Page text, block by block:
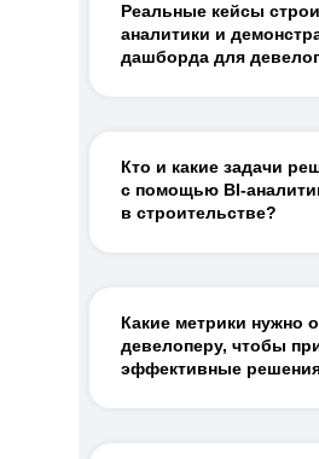
Реальные кейсы
аналитики и
дашборда для
Какие метрики нужно
девелоперу, чтобы
эффективные
Кто и какие задачи
с помощью BI-
в строительстве?